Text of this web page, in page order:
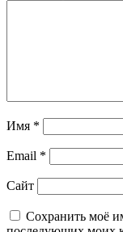
Имя *
Email *
Сайт
Сохранить моё